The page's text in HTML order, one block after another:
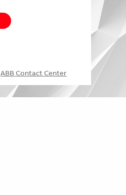
ABB Contact Center